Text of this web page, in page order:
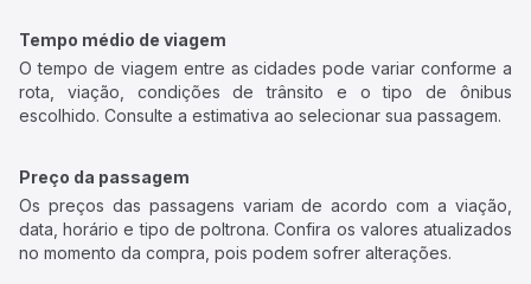
Tempo médio de viagem
O tempo de viagem entre as cidades pode variar conforme a
rota, viação, condições de trânsito e o tipo de ônibus
escolhido. Consulte a estimativa ao selecionar sua passagem.
Preço da passagem
Os preços das passagens variam de acordo com a viação,
data, horário e tipo de poltrona. Confira os valores atualizados
no momento da compra, pois podem sofrer alterações.